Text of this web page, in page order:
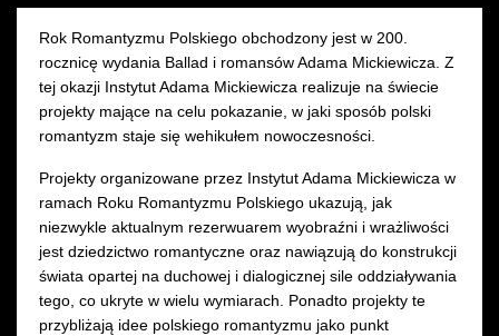
Rok Romantyzmu Polskiego obchodzony jest w 200.
rocznicę wydania Ballad i romansów Adama Mickiewicza. Z
tej okazji Instytut Adama Mickiewicza realizuje na świecie
projekty mające na celu pokazanie, w jaki sposób polski
romantyzm staje się wehikułem nowoczesności.
Projekty organizowane przez Instytut Adama Mickiewicza w
ramach Roku Romantyzmu Polskiego ukazują, jak
niezwykle aktualnym rezerwuarem wyobraźni i wrażliwości
jest dziedzictwo romantyczne oraz nawiązują do konstrukcji
świata opartej na duchowej i dialogicznej sile oddziaływania
tego, co ukryte w wielu wymiarach. Ponadto projekty te
przybliżają idee polskiego romantyzmu jako punkt